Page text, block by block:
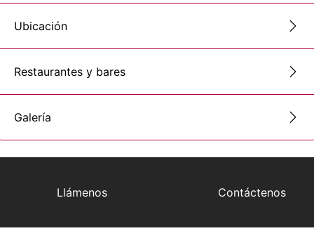
Ubicación
Restaurantes y bares
Galería
Llámenos Contáctenos